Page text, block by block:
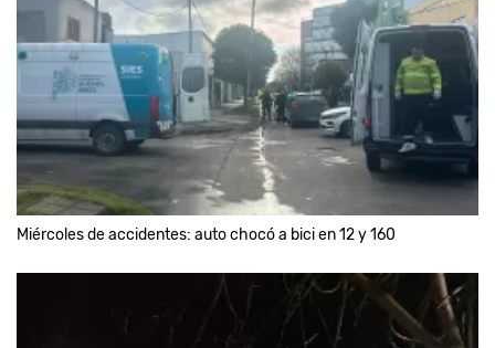
Miércoles de accidentes: auto chocó a bici en 12 y 160